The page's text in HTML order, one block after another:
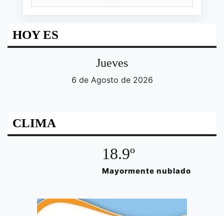
HOY ES
Jueves
6 de Agosto de 2026
CLIMA
18.9º
Mayormente nublado